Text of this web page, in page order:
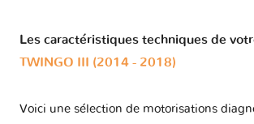
Les caractéristiques techniques de
TWINGO III (2014 - 2018)
Voici une sélection de motorisations